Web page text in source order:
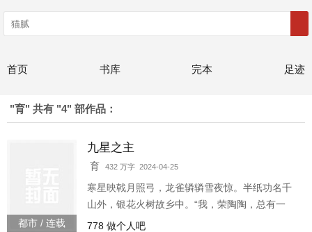
首页 书库 完本 足迹
"育" 共有 "4" 部作品：
都市 / 连载
九星之主
育 432 万字 2024-04-25
寒星映戟月照弓，龙雀辚辚雪夜惊。半纸功名千
山外，银花火树故乡中。“我，荣陶陶，总有一
天，会成为那九颗星辰的主人。”那一年，一个背
778 做个人吧